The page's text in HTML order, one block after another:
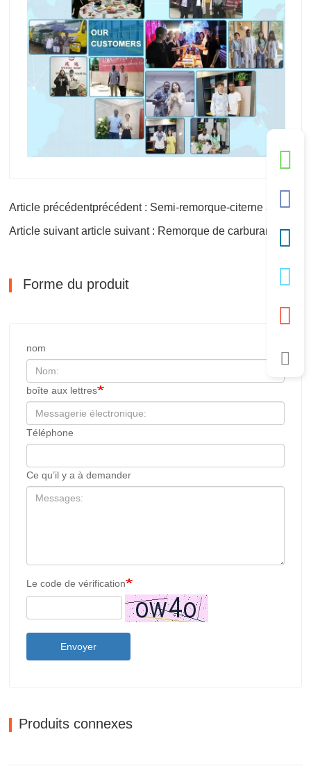
Article suivant article suivant : Remorque de carburant à 3 essieux
Forme du produit
nom
boîte aux lettres
Téléphone
Ce qu’il y a à demander
Le code de vérification
Envoyer
Produits connexes